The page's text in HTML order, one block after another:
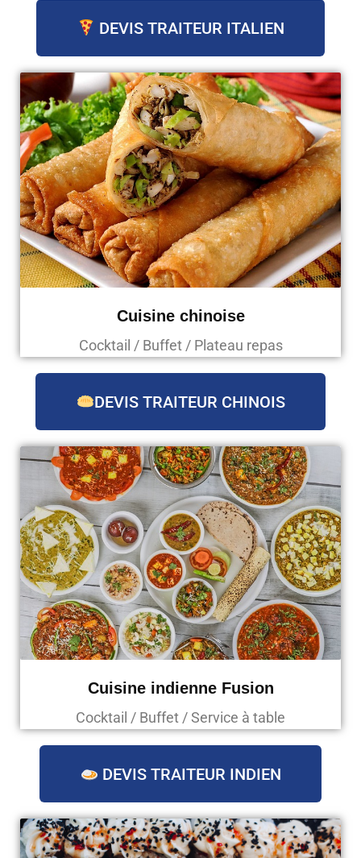
DEVIS TRAITEUR ITALIEN
Cuisine chinoise
Cocktail / Buffet / Plateau repas
DEVIS TRAITEUR CHINOIS
Cuisine indienne Fusion
Cocktail / Buffet / Service à table
DEVIS TRAITEUR INDIEN